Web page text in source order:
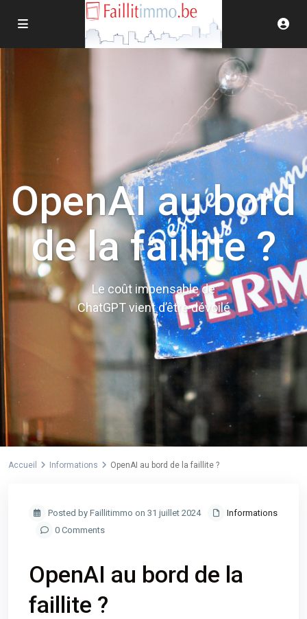
OpenAI au bord
de la faillite ?
Le coût impensable de
ChatGPT vient d’être dévoilé
Accueil Informations OpenAI au bord de la faillite ?
Posted by Faillitimmo on 31 juillet 2024
Informations
0 Comments
OpenAI au bord de la
faillite ?